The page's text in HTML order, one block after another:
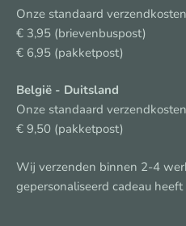
Onze standaard
€ 3,95 (brievenbuspost)
€ 6,95 (pakketpost)
België - Duitsland
Onze standaard
€ 9,50 (pakketpost)
Wij verzenden binnen 2-4
gepersonaliseerd cadeau